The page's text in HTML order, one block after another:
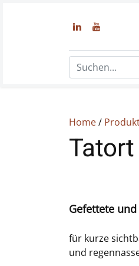
Home/
Gefettete
für kurze
und